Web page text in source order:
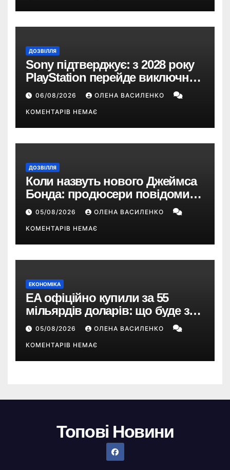
ДОЗВІЛЛЯ
Sony підтверджує: з 2028 року
PlayStation перейде виключно
на цифрові ігри
06/08/2026 ОЛЕНА ВАСИЛЕНКО
КОМЕНТАРІВ НЕМАЄ
ДОЗВІЛЛЯ
Коли назвуть нового Джеймса
Бонда: продюсери повідомили
про терміни кастингу
05/08/2026 ОЛЕНА ВАСИЛЕНКО
КОМЕНТАРІВ НЕМАЄ
ЕКОНОМІКА
EA офіційно купили за 55
мільярдів доларів: що буде з
EA Sports FC, Battlefield і The
Sims
05/08/2026 ОЛЕНА ВАСИЛЕНКО
КОМЕНТАРІВ НЕМАЄ
Топові Новини